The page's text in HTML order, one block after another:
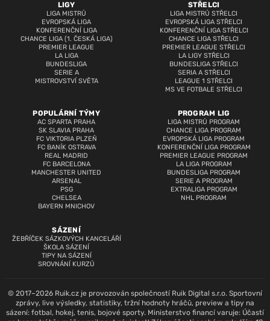
LIGY
LIGA MISTRŮ
EVROPSKÁ LIGA
KONFERENČNÍ LIGA
CHANCE LIGA (1. ČESKÁ LIGA)
PREMIER LEAGUE
LA LIGA
BUNDESLIGA
SERIE A
MISTROVSTVÍ SVĚTA
STŘELCI
LIGA MISTRŮ STŘELCI
EVROPSKÁ LIGA STŘELCI
KONFERENČNÍ LIGA STŘELCI
CHANCE LIGA STŘELCI
PREMIER LEAGUE STŘELCI
LA LIGY STŘELCI
BUNDESLIGA STŘELCI
SERIA A STŘELCI
LEAGUE 1 STŘELCI
MS VE FOTBALE STŘELCI
POPULÁRNÍ TÝMY
AC SPARTA PRAHA
SK SLAVIA PRAHA
FC VIKTORIA PLZEŇ
FC BANÍK OSTRAVA
REAL MADRID
FC BARCELONA
MANCHESTER UNITED
ARSENAL
PSG
CHELSEA
BAYERN MNICHOV
PROGRAM LIG
LIGA MISTRŮ PROGRAM
CHANCE LIGA PROGRAM
EVROPSKÁ LIGA PROGRAM
KONFERENČNÍ LIGA PROGRAM
PREMIER LEAGUE PROGRAM
LA LIGA PROGRAM
BUNDESLIGA PROGRAM
SERIE A PROGRAM
EXTRALIGA PROGRAM
NHL PROGRAM
SÁZENÍ
ŽEBŘÍČEK SÁZKOVÝCH KANCELÁŘÍ
ŠKOLA SÁZENÍ
TIPY NA SÁZENÍ
SROVNÁNÍ KURZŮ
© 2017–2026 Ruik.cz je provozován společností Ruik Digital s.r.o. Sportovní
zprávy, live výsledky, statistiky, tržní hodnoty hráčů, preview a tipy na
sázení: fotbal, hokej, tenis, bojové sporty. Ministerstvo financí varuje: Účastí